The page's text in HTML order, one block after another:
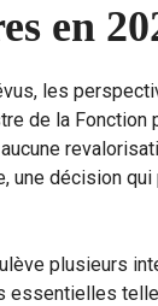
en
les
de la
une décision
plusieurs
essentielles